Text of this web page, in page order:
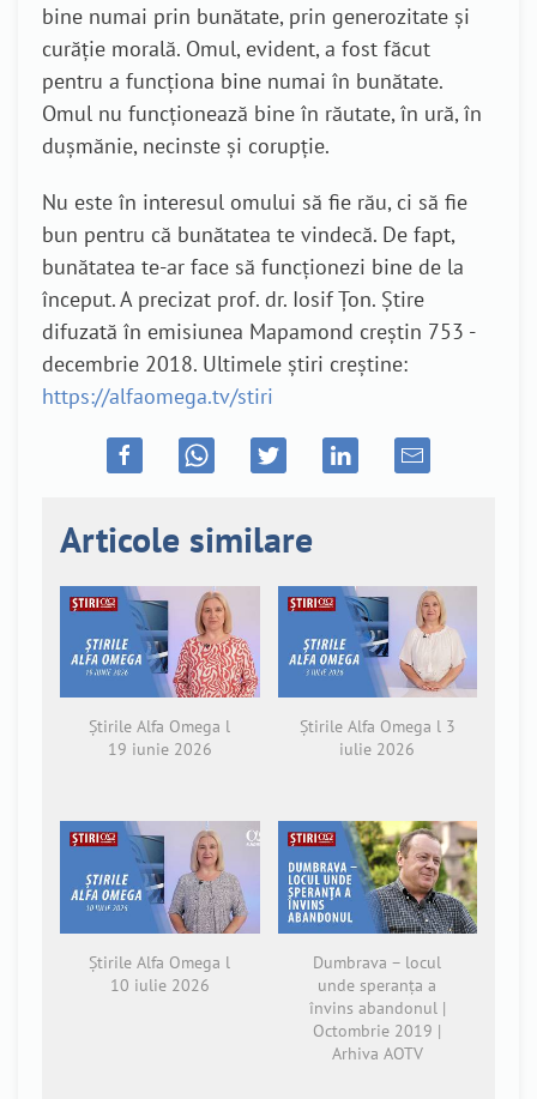
bine numai prin bunătate, prin generozitate și
curăție morală. Omul, evident, a fost făcut
pentru a funcționa bine numai în bunătate.
Omul nu funcționează bine în răutate, în ură, în
dușmănie, necinste și corupție.
Nu este în interesul omului să fie rău, ci să fie
bun pentru că bunătatea te vindecă. De fapt,
bunătatea te-ar face să funcționezi bine de la
început. A precizat prof. dr. Iosif Țon. Știre
difuzată în emisiunea Mapamond creștin 753 -
decembrie 2018. Ultimele știri creștine:
https://alfaomega.tv/stiri
Articole similare
Știrile Alfa Omega l
19 iunie 2026
Știrile Alfa Omega l 3
iulie 2026
Știrile Alfa Omega l
10 iulie 2026
Dumbrava – locul
unde speranța a
învins abandonul |
Octombrie 2019 |
Arhiva AOTV